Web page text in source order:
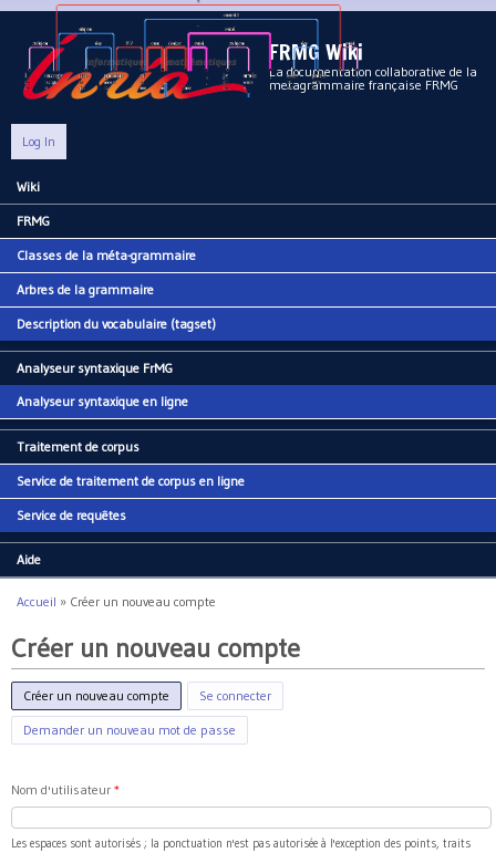
Aller au contenu principal
FRMG Wiki
La documentation collaborative de la
metagrammaire française FRMG
Log In
Main menu
Wiki
FRMG
Classes de la méta-grammaire
Arbres de la grammaire
Description du vocabulaire (tagset)
Analyseur syntaxique FrMG
Analyseur syntaxique en ligne
Traitement de corpus
Service de traitement de corpus en ligne
Service de requêtes
Aide
Vous êtes ici
Accueil » Créer un nouveau compte
Créer un nouveau compte
Créer un nouveau compte (onglet actif)
Se connecter
Demander un nouveau mot de passe
Nom d'utilisateur *
Les espaces sont autorisés ; la ponctuation n'est pas autorisée à l'exception des points, traits